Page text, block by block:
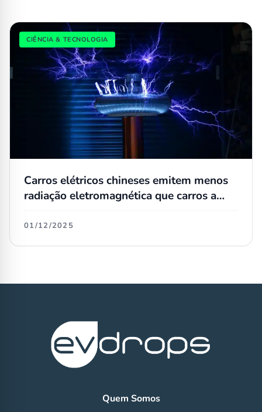
CIÊNCIA & TECNOLOGIA
Carros elétricos chineses emitem menos
radiação eletromagnética que carros a
01/12/2025
Quem Somos